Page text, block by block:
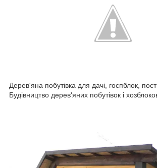
Дерев'яна побутівка для дачі, госпблок,
Будівництво дерев'яних побутівок і